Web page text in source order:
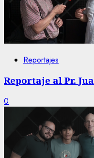
Reportajes
Reportaje al Pr.
0